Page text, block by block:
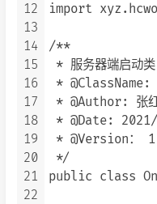
12
13
14
15
16
17
18
19
20
21
22
import
/**
* 服务器端启动类
*
* @Author: 张
* @Date:
* @Version：
*/
public class